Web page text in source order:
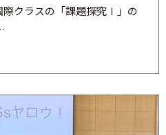
際クラスの「課題探究Ⅰ」の